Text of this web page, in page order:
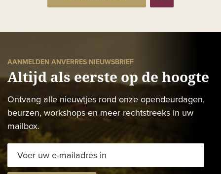
AANMELDEN ANVERRES NIEUWSBRIEF
Altijd als eerste op de hoogte
Ontvang alle nieuwtjes rond onze opendeurdagen,
beurzen, workshops en meer rechtstreeks in uw
mailbox.